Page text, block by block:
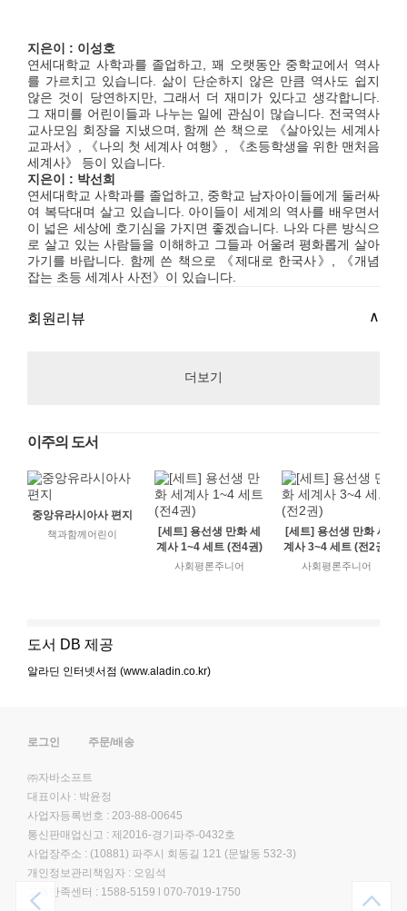
지은이 : 이성호
연세대학교 사학과를 졸업하고, 꽤 오랫동안 중학교에서 역사
를 가르치고 있습니다. 삶이 단순하지 않은 만큼 역사도 쉽지
않은 것이 당연하지만, 그래서 더 재미가 있다고 생각합니다.
그 재미를 어린이들과 나누는 일에 관심이 많습니다. 전국역사
교사모임 회장을 지냈으며, 함께 쓴 책으로 《살아있는 세계사
교과서》, 《나의 첫 세계사 여행》, 《초등학생을 위한 맨처음
세계사》 등이 있습니다.
지은이 : 박선희
연세대학교 사학과를 졸업하고, 중학교 남자아이들에게 둘러싸
여 복닥대며 살고 있습니다. 아이들이 세계의 역사를 배우면서
이 넓은 세상에 호기심을 가지면 좋겠습니다. 나와 다른 방식으
로 살고 있는 사람들을 이해하고 그들과 어울려 평화롭게 살아
가기를 바랍니다. 함께 쓴 책으로 《제대로 한국사》, 《개념
잡는 초등 세계사 사전》이 있습니다.
회원리뷰
더보기
이주의 도서
중앙유라시아사 편지
책과함께어린이
[세트] 용선생 만화 세
계사 1~4 세트 (전4권)
사회평론주니어
[세트] 용선생 만화 세
계사 3~4 세트 (전2권)
사회평론주니어
도서 DB 제공
알라딘 인터넷서점 (www.aladin.co.kr)
로그인 주문/배송
㈜자바소프트
대표이사 : 박윤정
사업자등록번호 : 203-88-00645
통신판매업신고 : 제2016-경기파주-0432호
사업장주소 : (10881) 파주시 회동길 121 (문발동 532-3)
개인정보관리책임자 : 오임석
고객만족센터 : 1588-5159 070-7019-1750